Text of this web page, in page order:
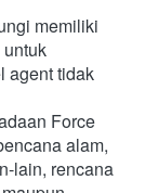
memiliki
agent tidak
Force
alam,
lain, rencana